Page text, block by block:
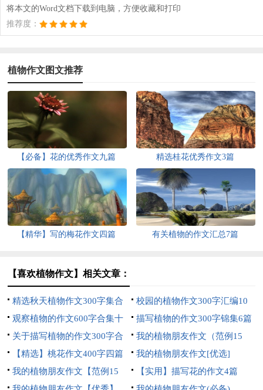
将本文的Word文档下载到电脑，方便收藏和打印
推荐度：
植物作文图文推荐
【必备】花的优秀作文九篇 精选桂花优秀作文3篇
【精华】写的梅花作文四篇 有关植物的作文汇总7篇
【喜欢植物作文】相关文章：
精选秋天植物作文300字集合
九篇
校园的植物作文300字汇编10
篇
观察植物的作文600字合集十
篇
描写植物的作文300字锦集6篇
关于描写植物的作文300字合
集九篇
我的植物朋友作文（范例15
篇）
【精选】桃花作文400字四篇
我的植物朋友作文[优选]
我的植物朋友作文【范例15
【实用】描写花的作文4篇